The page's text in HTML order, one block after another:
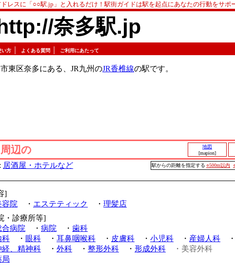
ドレスに「○○駅.jp」と入れるだけ！駅街ガイドは駅を起点にあなたの行動をサポ
奈多駅.jp
い方 よくある質問 ご利用にあたって
東区奈多にある、JR九州のJR香椎線の駅です。
周辺の
地図
[mapion]
: 居酒屋・ホテルなど 駅からの距離を指定する ○500m以内
]
容院 ・ エステティック ・ 理髪店
・診療所等]
合病院 ・ 病院 ・ 歯科
科 ・ 眼科 ・ 耳鼻咽喉科 ・ 皮膚科 ・ 小児科 ・ 産婦人科 ・
経、精神科 ・ 外科 ・ 整形外科 ・ 形成外科
・美容外科
局